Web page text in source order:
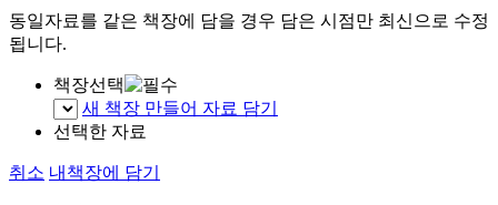
동일자료를 같은 책장에 담을 경우 담은 시점만 최신으로 수정
됩니다.
책장선택
새 책장 만들어 자료 담기
선택한 자료
취소 내책장에 담기